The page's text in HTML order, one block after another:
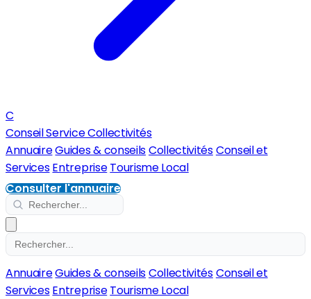
C
Conseil Service Collectivités
AnnuaireGuides & conseilsCollectivitésConseil et
ServicesEntreprise Tourisme Local
Consulter l'annuaire
AnnuaireGuides & conseilsCollectivitésConseil et
ServicesEntreprise Tourisme Local